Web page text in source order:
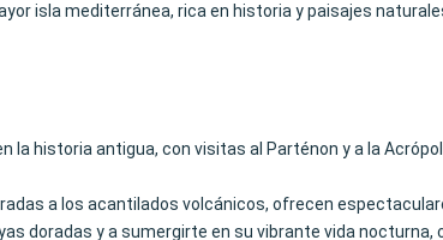
isla mediterránea, rica en historia y paisajes
la historia antigua, con visitas al Parténon y a la
a los acantilados volcánicos, ofrecen
doradas y a sumergirte en su vibrante vida